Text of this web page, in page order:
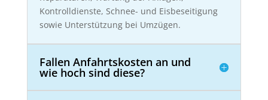
Kontrolldienste, Schnee- und Eisbeseitigung
sowie Unterstützung bei Umzügen.
Fallen Anfahrtskosten an und
wie hoch sind diese?